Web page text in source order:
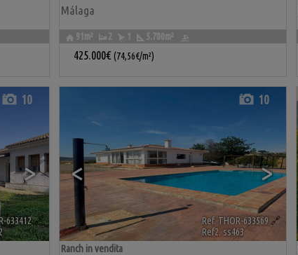
Málaga
91m² 2 1 5.700m²
425.000€ (74,56€/m²)
>
10
633412🔗
< >
10
Ref. THOR-633569 🔗
Ref2. ss463
Ranch in vendita